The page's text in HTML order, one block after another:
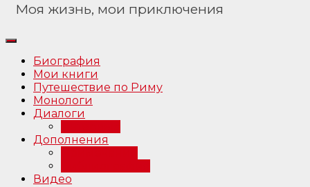
Моя жизнь, мои приключения
Биография
Мои книги
Путешествие по Риму
Монологи
Диалоги
Дополнения
Видео